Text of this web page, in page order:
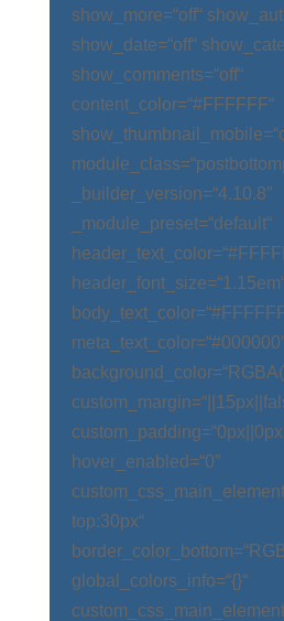
show_more=“off“
show_date=“off“
show_comments=“off“
content_color=“#FFFFFF“
_builder_version=“4.10.8″
_module_preset=“default“
hover_enabled=“0″
top:30px“
global_colors_info=“{}“